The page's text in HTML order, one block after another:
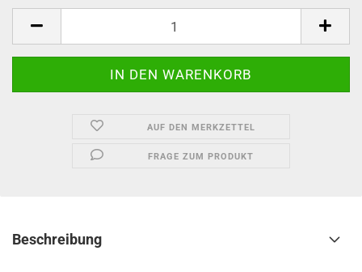
AUF DEN MERKZETTEL
FRAGE ZUM PRODUKT
Beschreibung